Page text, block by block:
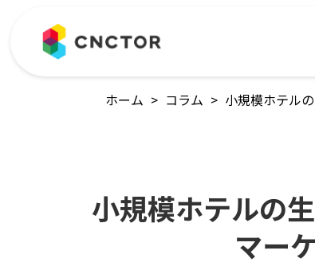
ホーム > コラム > 小規模ホテル
小規模ホテルの
マー